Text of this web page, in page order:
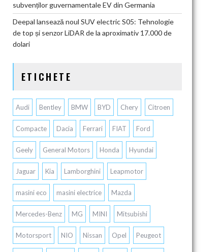
subvenților guvernamentale EV din Germania
Deepal lansează noul SUV electric S05: Tehnologie
de top și senzor LiDAR de la aproximativ 17.000 de
dolari
ETICHETE
Audi Bentley BMW BYD Chery Citroen
Compacte Dacia Ferrari FIAT Ford
Geely General Motors Honda Hyundai
Jaguar Kia Lamborghini Leapmotor
masini eco masini electrice Mazda
Mercedes-Benz MG MINI Mitsubishi
Motorsport NIO Nissan Opel Peugeot